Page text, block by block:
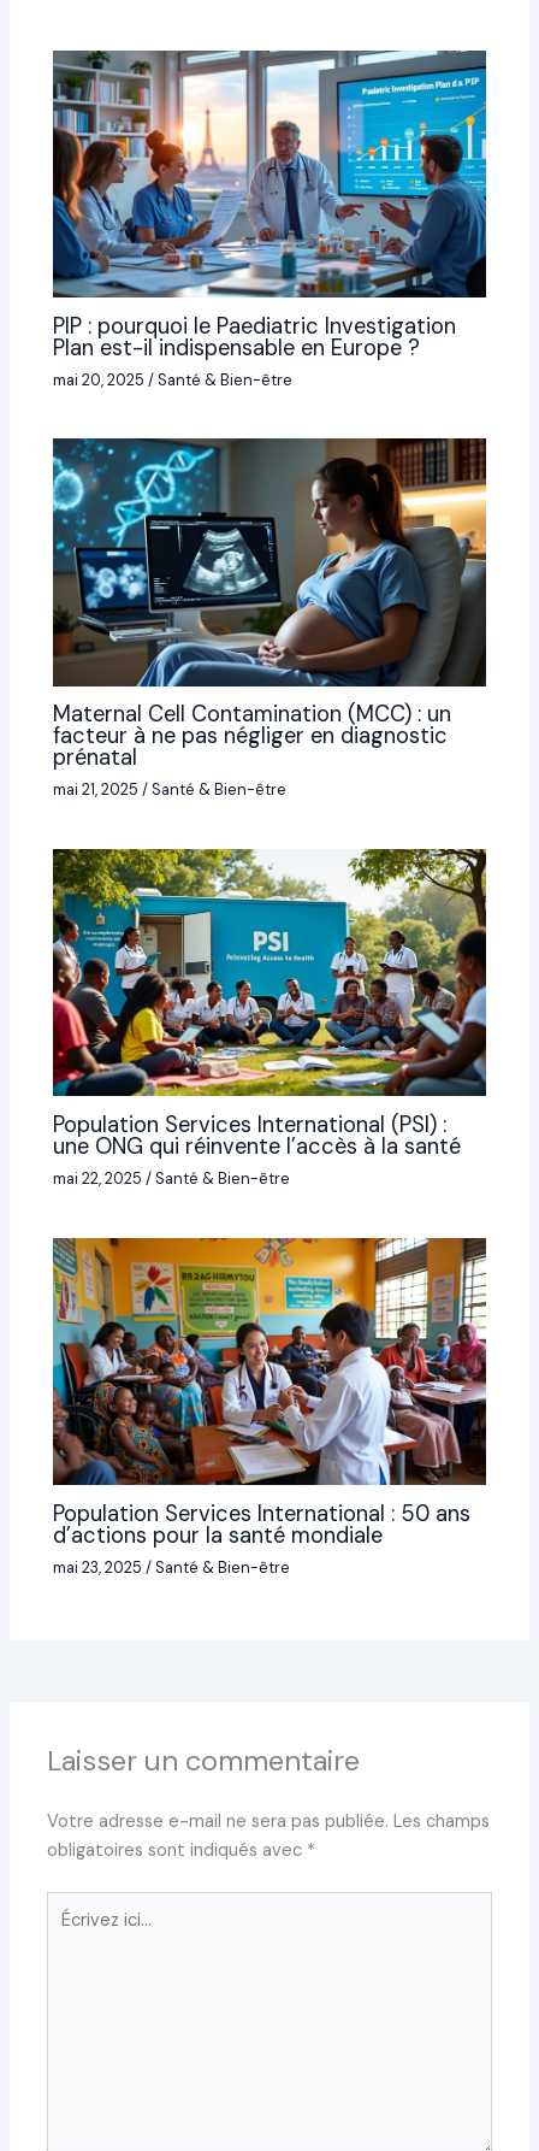
PIP : pourquoi le Paediatric Investigation
Plan est-il indispensable en Europe ?
mai 20, 2025/Santé & Bien-être
Maternal Cell Contamination (MCC) : un
facteur à ne pas négliger en diagnostic
prénatal
mai 21, 2025/Santé & Bien-être
Population Services International (PSI) :
une ONG qui réinvente l’accès à la santé
mai 22, 2025/Santé & Bien-être
Population Services International : 50 ans
d’actions pour la santé mondiale
mai 23, 2025/Santé & Bien-être
Laisser un commentaire
Votre adresse e-mail ne sera pas publiée. Les champs
obligatoires sont indiqués avec *
Écrivez
ici…